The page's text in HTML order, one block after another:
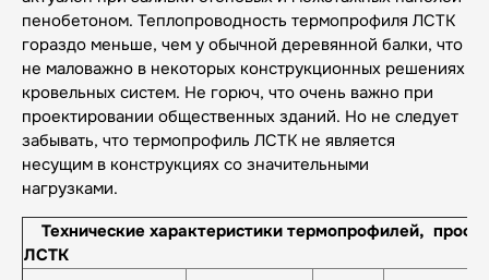
пенобетоном. Теплопроводность термопрофиля ЛСТК
гораздо меньше, чем у обычной деревянной балки, что
не маловажно в некоторых конструкционных решениях
кровельных систем. Не горюч, что очень важно при
проектировании общественных зданий. Но не следует
забывать, что термопрофиль ЛСТК не является
несущим в конструкциях со значительными
нагрузками.
Технические характеристики термопрофилей,
ЛСТК